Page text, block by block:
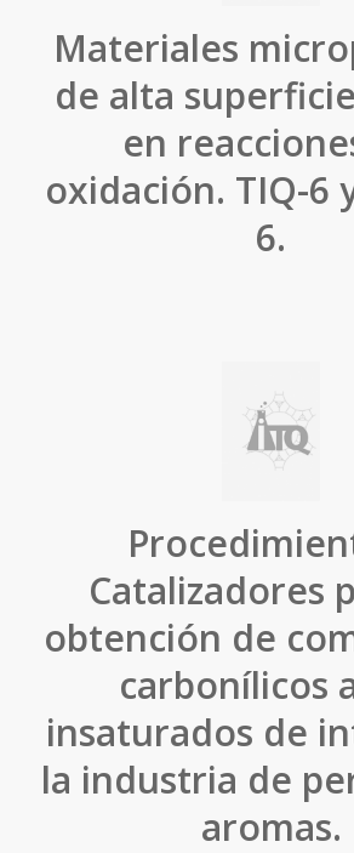
Materiales
de alta
en
oxidación. TIQ-6
6.
Catalizadores
obtención de
carbonílicos
insaturados de
la industria de
aromas.